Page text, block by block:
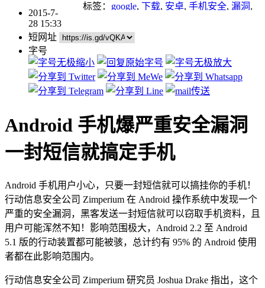
标签： google, 下载, 安卓, 手机安全, 漏洞 ,
2015-7-
28 15:33
短网址
字号
Android 手机爆严重安全漏洞
一封短信就搞定手机
Android 手机用户小心，只要一封短信就可以搞挂你的手机！
行动信息安全公司 Zimperium 在 Android 操作系统中发现一个
严重的安全漏洞，黑客发送一封短信就可以窃取手机资料，且
用户可能浑然不知！影响范围极大，Android 2.2 至 Android
5.1 版的行动装置都可能被骇，总计约有 95% 的 Android 使用
者都在此影响范围内。
行动信息安全公司 Zimperium 研究员 Joshua Drake 指出，这个